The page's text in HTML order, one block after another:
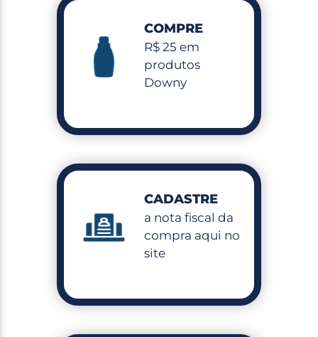
MARIA F. S.
SALGUEIRO – PE
DEYSIANE F. S. N.
COMPRE
R$ 25 em
produtos
Downy
CADASTRE
a nota fiscal da
compra aqui no
site